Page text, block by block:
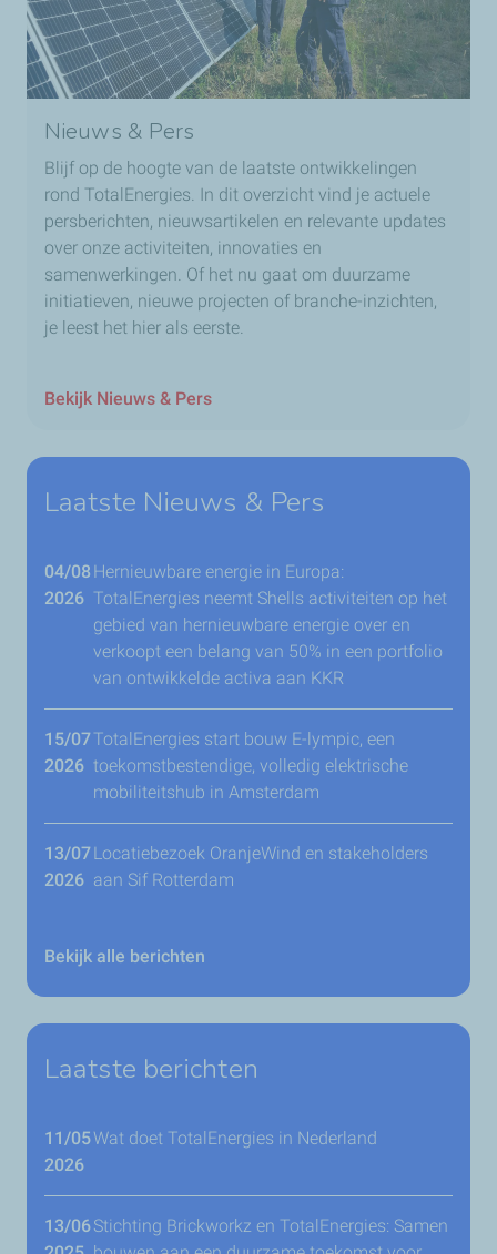
Nieuws & Pers
Blijf op de hoogte van de laatste ontwikkelingen
rond TotalEnergies. In dit overzicht vind je actuele
persberichten, nieuwsartikelen en relevante updates
over onze activiteiten, innovaties en
samenwerkingen. Of het nu gaat om duurzame
initiatieven, nieuwe projecten of branche-inzichten,
je leest het hier als eerste.
Bekijk Nieuws & Pers
Laatste Nieuws & Pers
04/08
2026
Hernieuwbare energie in Europa:
TotalEnergies neemt Shells activiteiten op het
gebied van hernieuwbare energie over en
verkoopt een belang van 50% in een portfolio
van ontwikkelde activa aan KKR
15/07
2026
TotalEnergies start bouw E-lympic, een
toekomstbestendige, volledig elektrische
mobiliteitshub in Amsterdam
13/07
2026
Locatiebezoek OranjeWind en stakeholders
aan Sif Rotterdam
Bekijk alle berichten
Laatste berichten
11/05
2026
Wat doet TotalEnergies in Nederland
13/06Stichting Brickworkz en TotalEnergies: Samen